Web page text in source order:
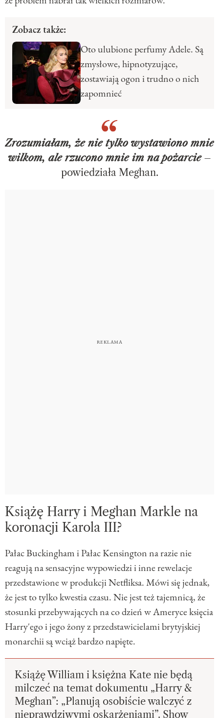
Zobacz także:
Oto ulubione perfumy Adele. Są
zmysłowe, hipnotyzujące,
zostawiają ogon i trudno o nich
zapomnieć
Zrozumiałam, że nie tylko wystawiono mnie
wilkom, ale rzucono mnie im na pożarcie–
powiedziała Meghan.
Książę Harry i Meghan Markle na
koronacji Karola III?
Pałac Buckingham i Pałac Kensington na razie nie
reagują na sensacyjne wypowiedzi i inne rewelacje
przedstawione w produkcji Netfliksa. Mówi się jednak,
że jest to tylko kwestia czasu. Nie jest też tajemnicą, że
stosunki przebywających na co dzień w Ameryce księcia
Harry'ego i jego żony z przedstawicielami brytyjskiej
monarchii są wciąż bardzo napięte.
Książę William i księżna Kate nie będą
milczeć na temat dokumentu „Harry &
Meghan”: „Planują osobiście walczyć z
nieprawdziwymi oskarżeniami”. Show